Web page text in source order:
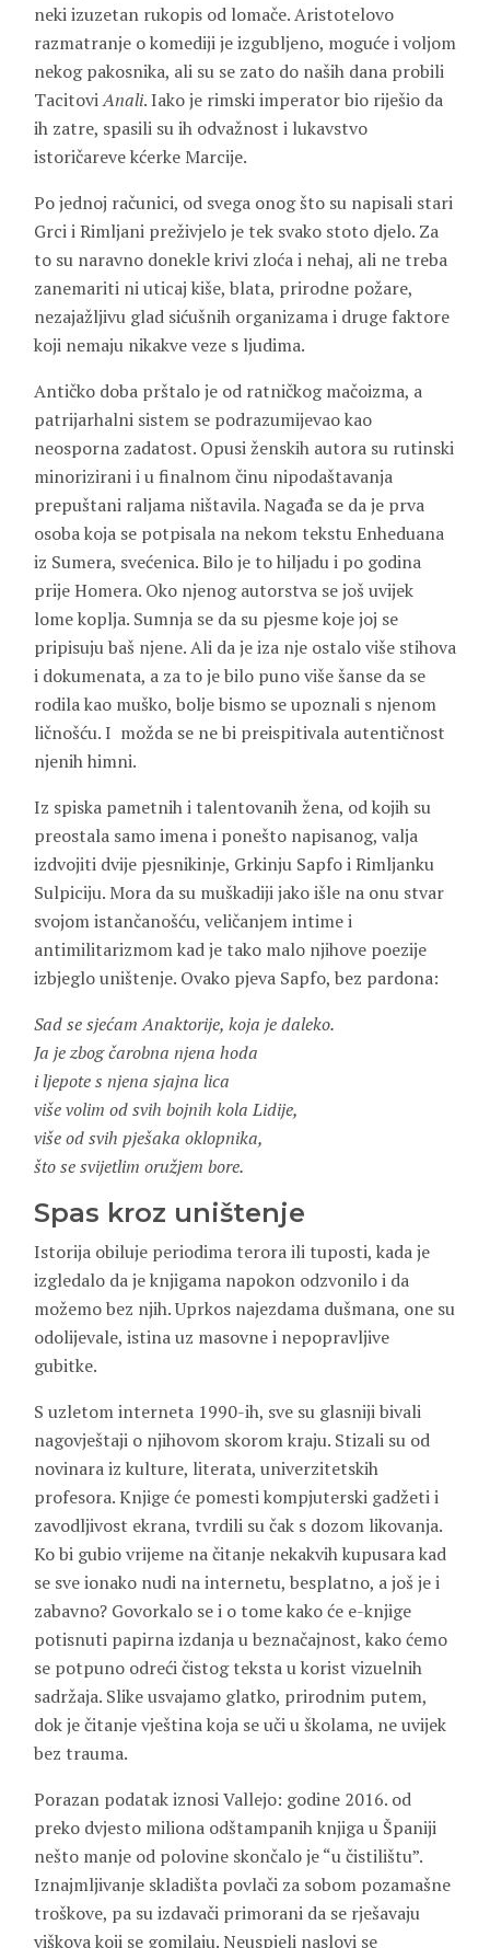
neki izuzetan rukopis od lomače. Aristotelovo
razmatranje o komediji je izgubljeno, moguće i voljom
nekog pakosnika, ali su se zato do naših dana probili
TacitoviAnali. Iako je rimski imperator bio riješio da
ih zatre, spasili su ih odvažnost i lukavstvo
istoričareve kćerke Marcije.
Po jednoj računici, od svega onog što su napisali stari
Grci i Rimljani preživjelo je tek svako stoto djelo. Za
to su naravno donekle krivi zloća i nehaj, ali ne treba
zanemariti ni uticaj kiše, blata, prirodne požare,
nezajažljivu glad sićušnih organizama i druge faktore
koji nemaju nikakve veze s ljudima.
Antičko doba prštalo je od ratničkog mačoizma, a
patrijarhalni sistem se podrazumijevao kao
neosporna zadatost. Opusi ženskih autora su rutinski
minorizirani i u finalnom činu nipodaštavanja
prepuštani raljama ništavila. Nagađa se da je prva
osoba koja se potpisala na nekom tekstu Enheduana
iz Sumera, svećenica. Bilo je to hiljadu i po godina
prije Homera. Oko njenog autorstva se još uvijek
lome koplja. Sumnja se da su pjesme koje joj se
pripisuju baš njene. Ali da je iza nje ostalo više stihova
i dokumenata, a za to je bilo puno više šanse da se
rodila kao muško, bolje bismo se upoznali s njenom
ličnošću. I možda se ne bi preispitivala autentičnost
njenih himni.
Iz spiska pametnih i talentovanih žena, od kojih su
preostala samo imena i ponešto napisanog, valja
izdvojiti dvije pjesnikinje, Grkinju Sapfo i Rimljanku
Sulpiciju. Mora da su muškadiji jako išle na onu stvar
svojom istančanošću, veličanjem intime i
antimilitarizmom kad je tako malo njihove poezije
izbjeglo uništenje. Ovako pjeva Sapfo, bez pardona:
Sad se sjećam Anaktorije, koja je daleko.
Ja je zbog čarobna njena hoda
i ljepote s njena sjajna lica
više volim od svih bojnih kola Lidije,
više od svih pješaka oklopnika,
što se svijetlim oružjem bore.
Spas kroz uništenje
Istorija obiluje periodima terora ili tuposti, kada je
izgledalo da je knjigama napokon odzvonilo i da
možemo bez njih. Uprkos najezdama dušmana, one su
odolijevale, istina uz masovne i nepopravljive
gubitke.
S uzletom interneta 1990-ih, sve su glasniji bivali
nagovještaji o njihovom skorom kraju. Stizali su od
novinara iz kulture, literata, univerzitetskih
profesora. Knjige će pomesti kompjuterski gadžeti i
zavodljivost ekrana, tvrdili su čak s dozom likovanja.
Ko bi gubio vrijeme na čitanje nekakvih kupusara kad
se sve ionako nudi na internetu, besplatno, a još je i
zabavno? Govorkalo se i o tome kako će e-knjige
potisnuti papirna izdanja u beznačajnost, kako ćemo
se potpuno odreći čistog teksta u korist vizuelnih
sadržaja. Slike usvajamo glatko, prirodnim putem,
dok je čitanje vještina koja se uči u školama, ne uvijek
bez trauma.
Porazan podatak iznosi Vallejo: godine 2016. od
preko dvjesto miliona odštampanih knjiga u Španiji
nešto manje od polovine skončalo je “u čistilištu”.
Iznajmljivanje skladišta povlači za sobom pozamašne
troškove, pa su izdavači primorani da se rješavaju
viškova koji se gomilaju. Neuspjeli naslovi se